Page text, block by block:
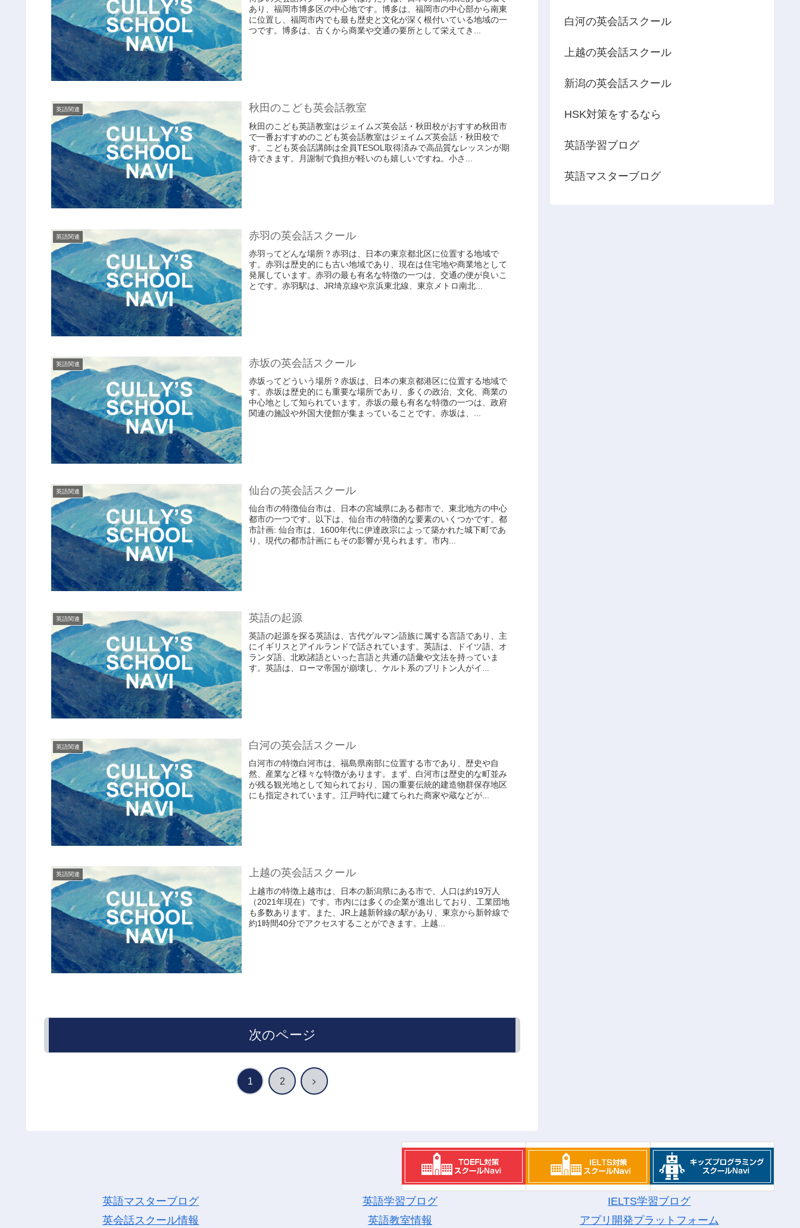
あり、福岡市博多区の中心地です。博多は、福岡市の中心部から南東
に位置し、福岡市内でも最も歴史と文化が深く根付いている地域の一
つです。博多は、古くから商業や交通の要所として栄えてき...
英語関連 秋田のこども英会話教室
秋田のこども英語教室はジェイムズ英会話・秋田校がおすすめ秋田市
で一番おすすめのこども英会話教室はジェイムズ英会話・秋田校で
す。こども英会話講師は全員TESOL取得済みで高品質なレッスンが期
待できます。月謝制で負担が軽いのも嬉しいですね。小さ...
英語関連 赤羽の英会話スクール
赤羽ってどんな場所？赤羽は、日本の東京都北区に位置する地域で
す。赤羽は歴史的にも古い地域であり、現在は住宅地や商業地として
発展しています。赤羽の最も有名な特徴の一つは、交通の便が良いこ
とです。赤羽駅は、JR埼京線や京浜東北線、東京メトロ南北...
英語関連 赤坂の英会話スクール
赤坂ってどういう場所？赤坂は、日本の東京都港区に位置する地域で
す。赤坂は歴史的にも重要な場所であり、多くの政治、文化、商業の
中心地として知られています。赤坂の最も有名な特徴の一つは、政府
関連の施設や外国大使館が集まっていることです。赤坂は、...
英語関連 仙台の英会話スクール
仙台市の特徴仙台市は、日本の宮城県にある都市で、東北地方の中心
都市の一つです。以下は、仙台市の特徴的な要素のいくつかです。都
市計画: 仙台市は、1600年代に伊達政宗によって築かれた城下町であ
り、現代の都市計画にもその影響が見られます。市内...
英語関連 英語の起源
英語の起源を探る英語は、古代ゲルマン語族に属する言語であり、主
にイギリスとアイルランドで話されています。英語は、ドイツ語、オ
ランダ語、北欧諸語といった言語と共通の語彙や文法を持っていま
す。英語は、ローマ帝国が崩壊し、ケルト系のブリトン人がイ...
英語関連 白河の英会話スクール
白河市の特徴白河市は、福島県南部に位置する市であり、歴史や自
然、産業など様々な特徴があります。まず、白河市は歴史的な町並み
が残る観光地として知られており、国の重要伝統的建造物群保存地区
にも指定されています。江戸時代に建てられた商家や蔵などが...
英語関連 上越の英会話スクール
上越市の特徴上越市は、日本の新潟県にある市で、人口は約19万人
（2021年現在）です。市内には多くの企業が進出しており、工業団地
も多数あります。また、JR上越新幹線の駅があり、東京から新幹線で
約1時間40分でアクセスすることができます。上越...
次のページ
1 2 次
白河の英会話スクール
上越の英会話スクール
新潟の英会話スクール
HSK対策をするなら
英語学習ブログ
英語マスターブログ
英語マスターブログ
英会話スクール情報
英語学習ブログ
英語教室情報
IELTS学習ブログ
アプリ開発プラットフォーム